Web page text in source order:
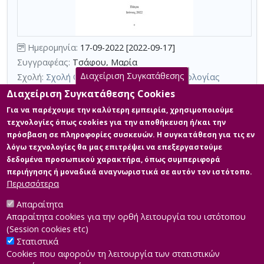
αποτελεσμάτων
με
τη
χρήση
επιπλέον
κριτηρίων
αναζήτησης
Ημερομηνία: 17-09-2022 [2022-09-17]
Συγγραφέας: Τσάφου, Μαρία
Σχολή: Σχολή Θετικών Επιστημών και Τεχνολογίας
Τμήμα: Διαχείριση Αποβλήτων (ΔΙΑ)
Περίληψη (Abstract):
Η ιολογική ποιότητα των λυμάτων και
κατ’επέκταση του νερού που χρησιμοποιείται μετά από την
επεξεργασία των λυμάτων, αποτελεί ζήτημα μείζονος σημασίας
για την παγκόσμια κοινότητα. Υπάρχει τεράστια ποικιλία ειδών
ιικών σωματίων που απαντώνται στα λύματα και
ενοχοποιούνται για πληθώρα προβλημάτων της δημόσιας
υγείας, αλλά και του περιβάλλοντος. Οι συμβατικές διαδικασίες
επεξεργασίας των λυ...
Διαχείριση Συγκατάθεσης
Διαχείριση Συγκατάθεσης Cookies
Για να παρέχουμε την καλύτερη εμπειρία, χρησιμοποιούμε
τεχνολογίες όπως cookies για την αποθήκευση ή/και την
πρόσβαση σε πληροφορίες συσκευών. Η συγκατάθεση για τις εν
λόγω τεχνολογίες θα μας επιτρέψει να επεξεργαστούμε
δεδομένα προσωπικού χαρακτήρα, όπως συμπεριφορά
περιήγησης ή μοναδικά αναγνωριστικά σε αυτόν τον ιστότοπο.
Περισσότερα
Απαραίτητα
Απαραίτητα cookies για την ορθή λειτουργία του ιστότοπου
(Session cookies etc)
Στατιστικά
Cookies που αφορούν τη λειτουργία των στατιστικών